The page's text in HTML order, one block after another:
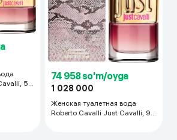
50
74 958 so'm/oyga
1 028 000
Женская туалетная вода
Roberto Cavalli Just Cavalli, 90